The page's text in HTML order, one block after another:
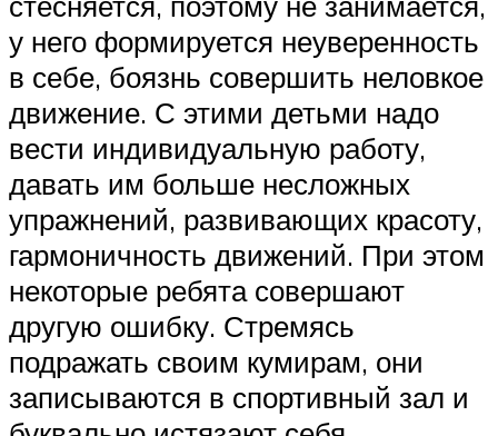
у него формируется неуверенность
в себе, боязнь совершить неловкое
движение. С этими детьми надо
вести индивидуальную работу,
давать им больше несложных
упражнений, развивающих красоту,
гармоничность движений. При этом
некоторые ребята совершают
другую ошибку. Стремясь
подражать своим кумирам, они
записываются в спортивный зал и